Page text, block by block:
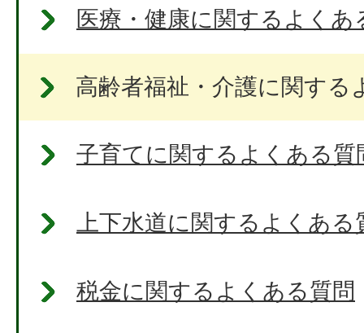
医療・健康に関するよくあ
高齢者福祉・介護に関する
子育てに関するよくある質
上下水道に関するよくある
税金に関するよくある質問